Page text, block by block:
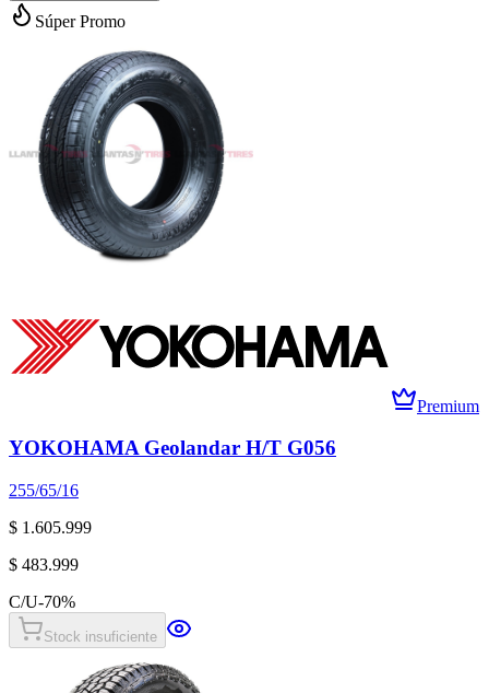
Súper Promo
Premium
YOKOHAMA Geolandar H/T G056
255/65/16
$ 1.605.999
$ 483.999
C/U-70%
Stock insuficiente